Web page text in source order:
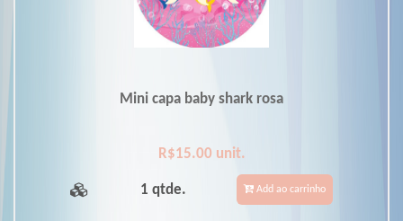
Mini capa baby shark rosa
R$15.00 unit.
1 qtde. Add ao carrinho